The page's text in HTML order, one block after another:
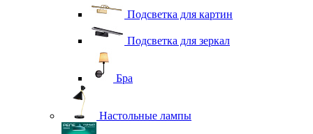
Подсветка для картин
Подсветка для зеркал
Бра
Настольные лампы